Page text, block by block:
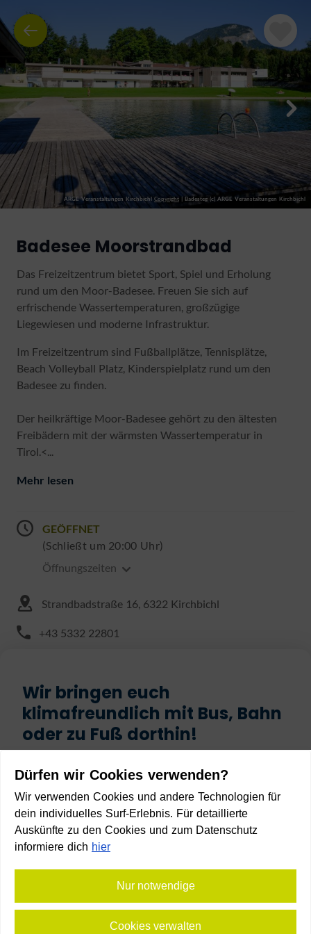
ARGE Veranstaltungen Kirchbichl Copyright |Badesteg (c) ARGE Veranstaltungen Kirchbichl
Badesee Moorstrandbad
Das Freizeitzentrum bietet Sport, Spiel und Erholung
rund um den Moor-Badesee. Freuen Sie sich auf
erfrischende Wassertemperaturen, großzügige
Liegewiesen und moderne Infrastruktur.
Im Freizeitzentrum sind Fußballplätze, Tennisplätze,
Beach Volleyball Platz, Kinderspielplatz rund um den
Badesee zu finden.
Der heilkräftige Moor-Badesee gehört zu den ältesten
Freibädern mit der wärmsten Wassertemperatur in
Tirol.<...
Mehr lesen
GEÖFFNET
(Schließt um 20:00 Uhr)
Öffnungszeiten
Strandbadstraße 16, 6322 Kirchbichl
+43 5332 22801
Wir bringen euch
klimafreundlich mit Bus, Bahn
oder zu Fuß dorthin!
Start
Dürfen wir Cookies verwenden?
Wir verwenden Cookies und andere Technologien für
dein individuelles Surf-Erlebnis. Für detaillierte
Auskünfte zu den Cookies und zum Datenschutz
informiere dich hier
Nur notwendige
Cookies verwalten